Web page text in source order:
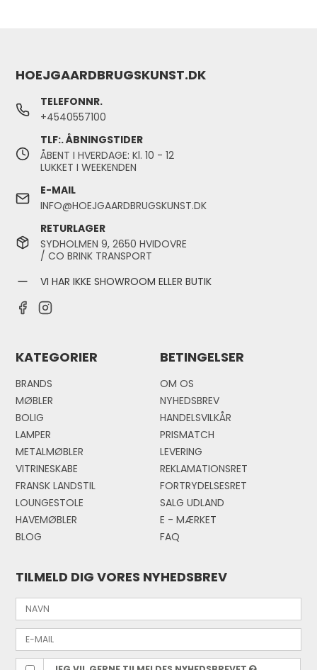
HOEJGAARDBRUGSKUNST.DK
TELEFONNR.
+4540557100
TLF:. ÅBNINGSTIDER
ÅBENT I HVERDAGE: Kl. 10 - 12
LUKKET I WEEKENDEN
E-MAIL
INFO@HOEJGAARDBRUGSKUNST.DK
RETURLAGER
SYDHOLMEN 9, 2650 HVIDOVRE
/ CO BRINK TRANSPORT
VI HAR IKKE SHOWROOM ELLER BUTIK
KATEGORIER
BRANDS
MØBLER
BOLIG
LAMPER
METALMØBLER
VITRINESKABE
FRANSK LANDSTIL
LOUNGESTOLE
HAVEMØBLER
BLOG
BETINGELSER
OM OS
NYHEDSBREV
HANDELSVILKÅR
PRISMATCH
LEVERING
REKLAMATIONSRET
FORTRYDELSESRET
SALG UDLAND
E - MÆRKET
FAQ
TILMELD DIG VORES NYHEDSBREV